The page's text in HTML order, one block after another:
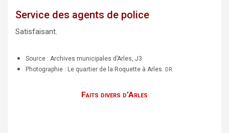
Service des agents de police
Satisfaisant.
Source : Archives municipales d’Arles, J3
Photographie : Le quartier de la Roquette à Arles. DR.
Faits divers d’Arles